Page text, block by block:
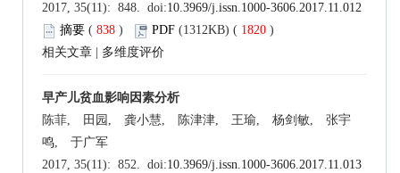
2017, 35(11): 848. doi:10.3969/j.issn.1000-3606.2017.11.012
摘要 ( 838 ) PDF (1312KB) ( 1820 )
相关文章
多维度评价
早产儿贫血影响因素分析
陈菲, 田园, 龚小慧, 陈津津, 王瑜, 杨剑敏, 张宇
鸣, 于广军
2017, 35(11): 852. doi:10.3969/j.issn.1000-3606.2017.11.013